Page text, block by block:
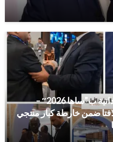
الصناعات الدفاعية السودانية ب”ساها 2026″ –
ضمن خارطة كبار منتجي